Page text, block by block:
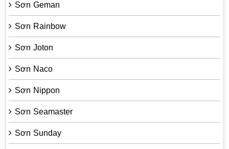
Sơn Geman
Sơn Rainbow
Sơn Joton
Sơn Naco
Sơn Nippon
Sơn Seamaster
Sơn Sunday